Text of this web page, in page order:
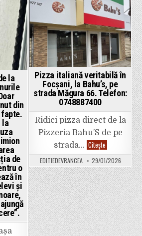
la
adresa
unui
fost
șef
de
poliție:
„A
pătat
haina
statului
român”
la
din
la
de
o
în
și
Posted
Pizza italiană veritabilă în
Focșani, la Bahu’s, pe
strada Măgura 66. Telefon:
0748887400
Ridici pizza direct de la
Pizzeria Bahu’S de pe
strada… CiteștePizza
italiană
veritabilă
în
Focșani,
la
Bahu’s,
pe
strada
Măgura
66.
Telefon:
0748887400
EDITIEDEVRANCEA 29/01/2026